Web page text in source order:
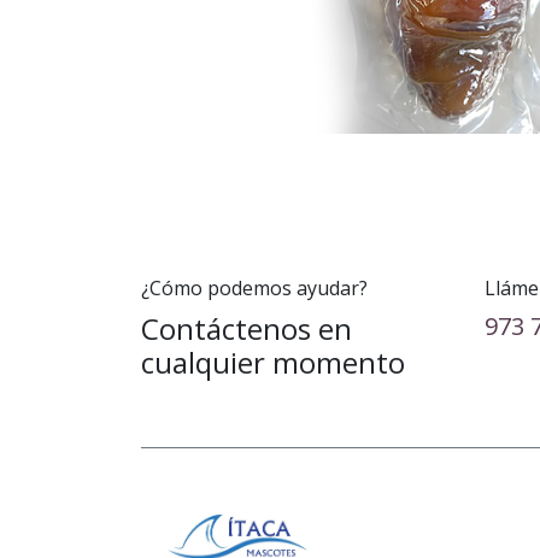
¿Cómo podemos ayudar?
Contáctenos en
cualquier momento
973